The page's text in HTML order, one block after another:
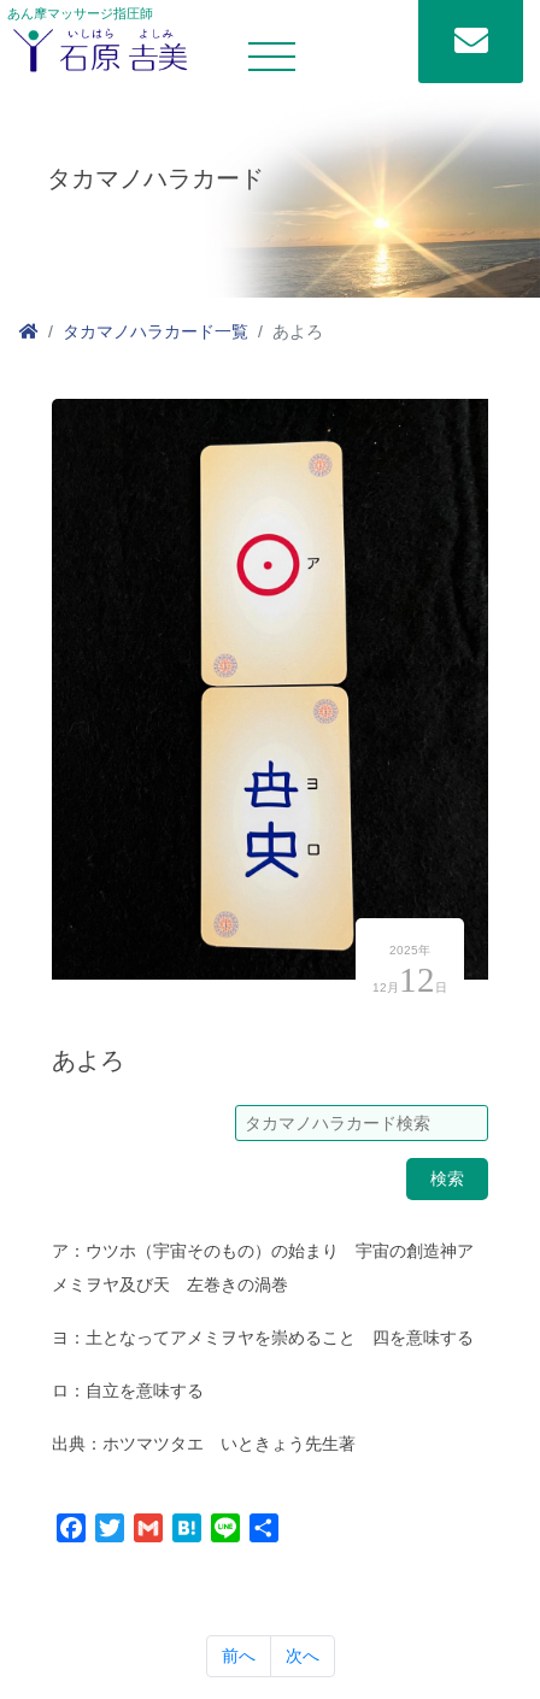
あん摩マッサージ指圧師
タカマノハラカード
タカマノハラカード一覧 あよろ
2025年
12月 12 日
あよろ
検索
ア：ウツホ（宇宙そのもの）の始まり 宇宙の創造神ア
メミヲヤ及び天 左巻きの渦巻
ヨ：土となってアメミヲヤを崇めること 四を意味する
ロ：自立を意味する
出典：ホツマツタエ いときょう先生著
Facebook
TwitterGmail Hatena
Line
前へ 次へ